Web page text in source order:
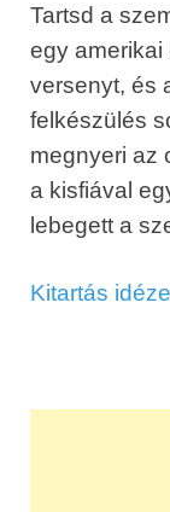
Tartsd a
egy amerikai
versenyt, és
felkészülés
megnyeri az
a kisfiával
lebegett a
Kitartás